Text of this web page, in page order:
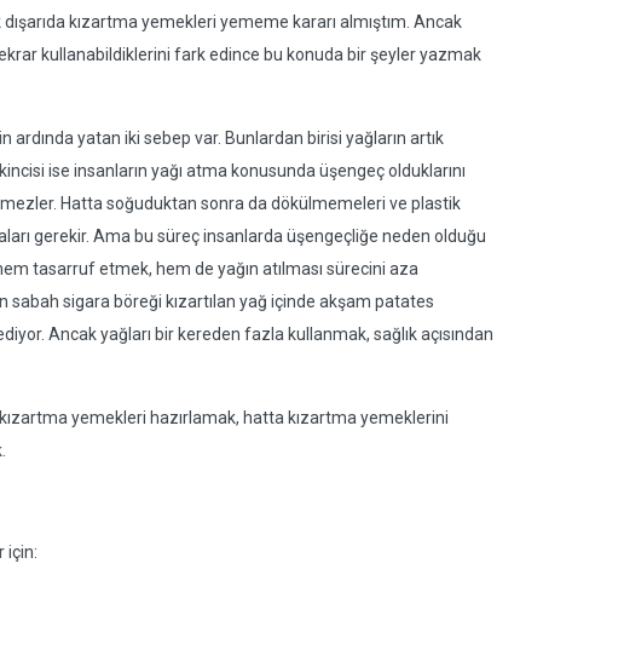
kızartma yemekleri yememe kararı almıştım. Ancak
kullanabildiklerini fark edince bu konuda bir şeyler yazmak
ardında yatan iki sebep var. Bunlardan birisi yağların artık
ise insanların yağı atma konusunda üşengeç olduklarını
Hatta soğuduktan sonra da dökülmemeleri ve plastik
gerekir. Ama bu süreç insanlarda üşengeçliğe neden olduğu
tasarruf etmek, hem de yağın atılması sürecini aza
sabah sigara böreği kızartılan yağ içinde akşam patates
Ancak yağları bir kereden fazla kullanmak, sağlık açısından
yemekleri hazırlamak, hatta kızartma yemeklerini
için: